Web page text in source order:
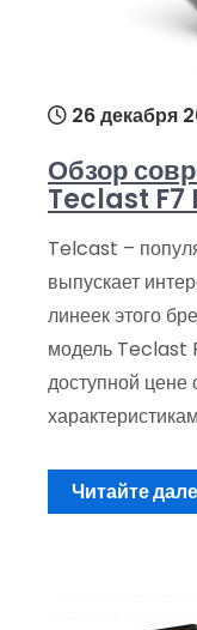
26 декабря
Обзор
Teclast F7
Telcast –
выпускает
линеек этого
модель Teclast
доступной
Читайте